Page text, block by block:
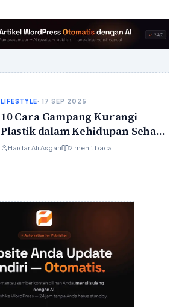
LIFESTYLE· 17 SEP 2025
10 Cara Gampang Kurangi
Plastik dalam Kehidupan Sehari-
hari
Haidar Ali Asgari 2 menit baca